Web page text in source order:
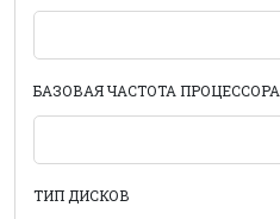
БАЗОВАЯ ЧАСТОТА ПРОЦЕССОРА
ТИП ДИСКОВ